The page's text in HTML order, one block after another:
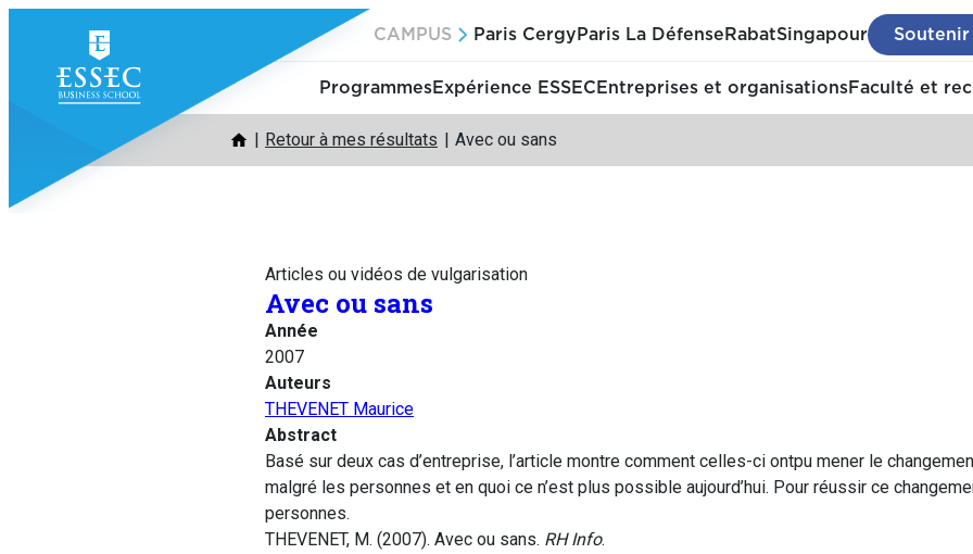
contenu
CAMPUS Paris Cergy Paris La Défense RabatSingapour Soutenir
ProgrammesExpérience ESSEC Entreprises et organisationsFaculté et
Retour à mes résultats Avec ou sans
Articles ou vidéos de vulgarisation
Avec ou sans
Année
2007
Auteurs
THEVENET Maurice
Abstract
Basé sur deux cas d’entreprise, l’article montre comment celles-ci ontpu mener le
malgré les personnes et en quoi ce n’est plus possible aujourd’hui. Pour réussir ce
personnes.
THEVENET, M. (2007). Avec ou sans. RH Info.